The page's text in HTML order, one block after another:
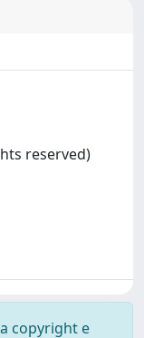
reserved)
copyright e